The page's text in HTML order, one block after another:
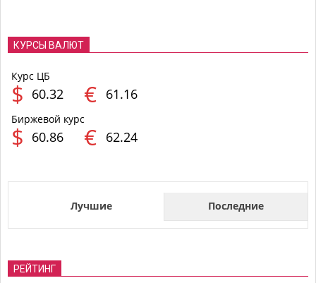
КУРСЫ ВАЛЮТ
Курс ЦБ
$ 60.32 € 61.16
Биржевой курс
$ 60.86 € 62.24
Лучшие Последние
РЕЙТИНГ